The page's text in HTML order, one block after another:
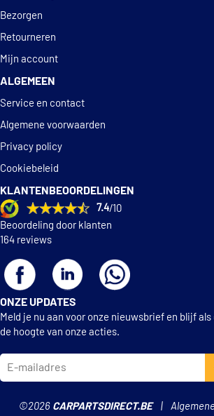
Bezorgen
Retourneren
Mijn account
ALGEMEEN
Service en contact
Algemene voorwaarden
Privacy policy
Cookiebeleid
KLANTENBEOORDELINGEN
7.4/10
Beoordeling door klanten
164 reviews
ONZE UPDATES
Meld je nu aan voor onze nieuwsbrief en blijf als
de hoogte van onze acties.
©2026 CARPARTSDIRECT.BE